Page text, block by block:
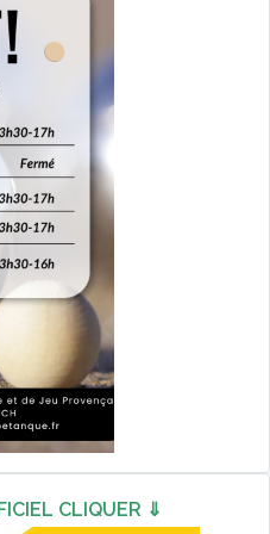
CLIQUER ⇓